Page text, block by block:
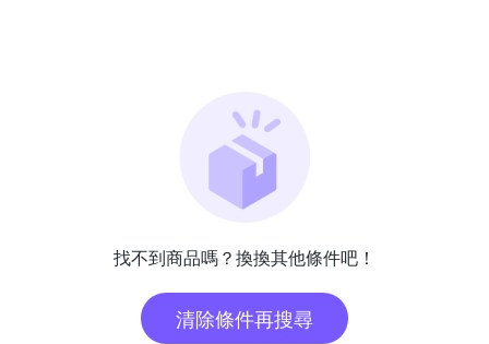
找不到商品嗎？換換其他條件吧！
清除條件再搜尋